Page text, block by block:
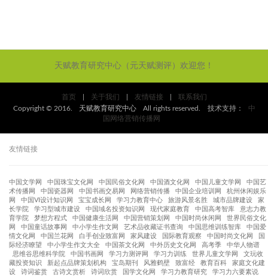
天赋教育研究中心（元天赋测评）欢迎您！
首页 关于我们 友情链接
联系我们
Copyright © 2016.
天赋教育研究中心 All rights reserved. 技术支持：
中
国网络营销传播网
友情链接
中国文学网 中国珠宝文化网 中国民俗文化网 中国酒文化网 中国儿童文学网
中国艺
术传播网
中国瓷器网 中国书画交易网 网络营销传播 中国企业培训网
杭州休闲娱乐
网
中国VI设计知识网 宝宝成长网 学习力教育中心 旅游风景名胜 城市品牌建设
家
长学院
学习型城市建设 中国域名投资知识网 现代家庭教育 中国高考智库
意志力教
育学院
梦想方程式 中国健康生活网 中国营销策划网 中国时尚休闲网
世界民俗文化
网
中国童话故事网 中小学生作文网 艺术品收藏证书查询 中国思维训练智库
中国爱
情文化网
中国兰花网 白手创业致富网 家风建设 国际教育观察 中国时尚文化网
国
际经济瞭望
中小学生作文大全 中国茶文化网 中外历史文化网 高考季
中华人物谱
思维谷思维科学院
中国书画网 学习力测评网 学习力训练 世界儿童文学网
文玩收
藏投资知识
新起点品牌策划机构 宝岛期刊 风雅鹤壁 致富经 教育百科
家庭文化建
设
诗词鉴赏 古诗文赏析 诗词欣赏 国学文化网 学习力教育研究 学习力六要素说